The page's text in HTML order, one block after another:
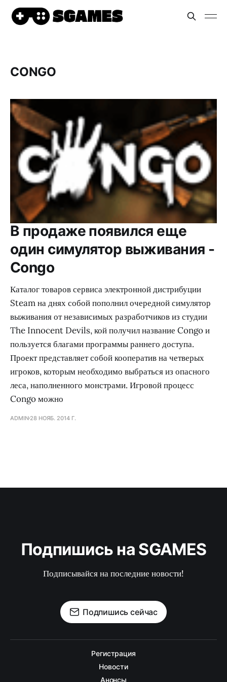
CONGO
В продаже появился еще
один симулятор выживания -
Congo
Каталог товаров сервиса электронной дистрибуции
Steam на днях собой пополнил очередной симулятор
выживания от независимых разработчиков из студии
The Innocent Devils, кой получил название Congo и
пользуется благами программы раннего доступа.
Проект представляет собой кооператив на четверых
игроков, которым необходимо выбраться из опасного
леса, наполненного монстрами. Игровой процесс
Congo можно
ADMIN 28 НОЯБ. 2014 Г.
Подпишись на SGAMES
Подписывайся на последние новости!
Подпишись сейчас
Регистрация
Новости
Анонсы